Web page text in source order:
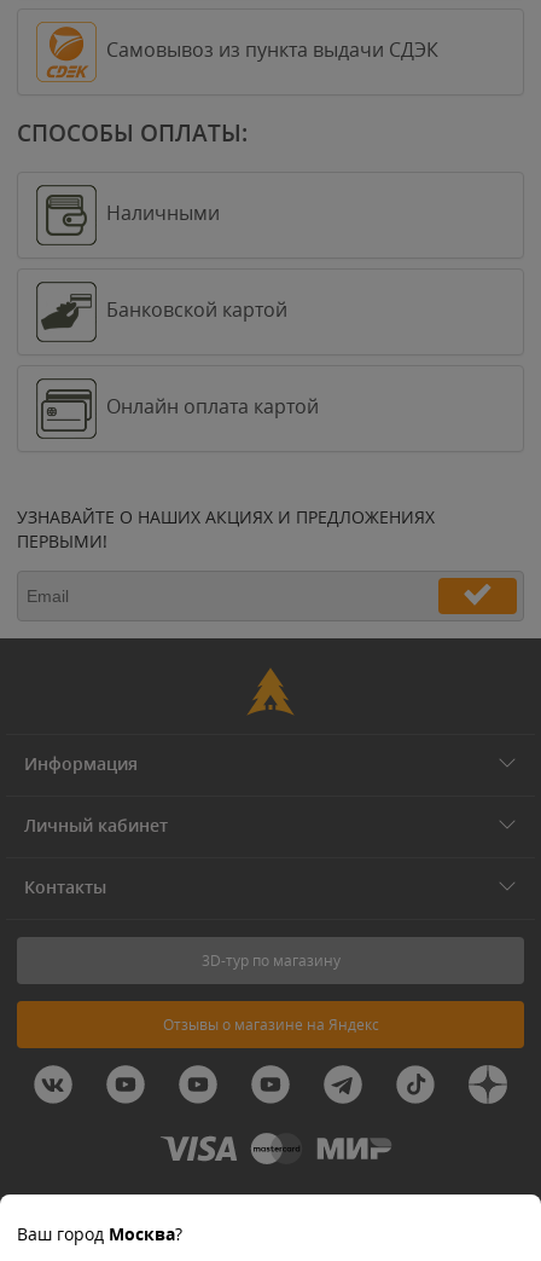
Самовывоз из пункта выдачи СДЭК
СПОСОБЫ ОПЛАТЫ:
Наличными
Банковской картой
Онлайн оплата картой
УЗНАВАЙТЕ О НАШИХ АКЦИЯХ И ПРЕДЛОЖЕНИЯХ
ПЕРВЫМИ!
Информация
Личный кабинет
Контакты
3D-тур по магазину
Отзывы о магазине на Яндекс
Ваш город Москва?